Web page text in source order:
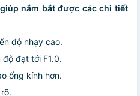
giúp nắm bắt được các chi tiết
độ nhạy cao.
đạt tới F1.0.
ống kính hơn.